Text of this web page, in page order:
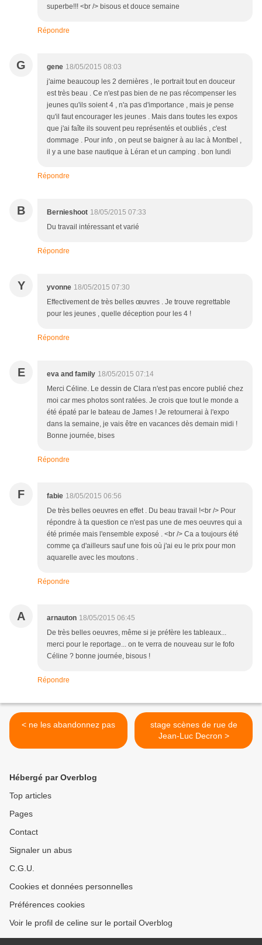
superbe!!! <br /> bisous et douce semaine
Répondre
G gene 18/05/2015 08:03
j'aime beaucoup les 2 dernières , le portrait tout en douceur
est très beau . Ce n'est pas bien de ne pas récompenser les
jeunes qu'ils soient 4 , n'a pas d'importance , mais je pense
qu'il faut encourager les jeunes . Mais dans toutes les expos
que j'ai faîte ils souvent peu représentés et oubliés , c'est
dommage . Pour info , on peut se baigner à au lac à Montbel ,
il y a une base nautique à Léran et un camping . bon lundi
Répondre
B Bernieshoot 18/05/2015 07:33
Du travail intéressant et varié
Répondre
Y yvonne 18/05/2015 07:30
Effectivement de très belles œuvres . Je trouve regrettable
pour les jeunes , quelle déception pour les 4 !
Répondre
E eva and family 18/05/2015 07:14
Merci Céline. Le dessin de Clara n'est pas encore publié chez
moi car mes photos sont ratées. Je crois que tout le monde a
été épaté par le bateau de James ! Je retournerai à l'expo
dans la semaine, je vais être en vacances dès demain midi !
Bonne journée, bises
Répondre
F fabie 18/05/2015 06:56
De très belles oeuvres en effet . Du beau travail !<br /> Pour
répondre à ta question ce n'est pas une de mes oeuvres qui a
été primée mais l'ensemble exposé . <br /> Ca a toujours été
comme ça d'ailleurs sauf une fois où j'ai eu le prix pour mon
aquarelle avec les moutons .
Répondre
A arnauton 18/05/2015 06:45
De très belles oeuvres, même si je préfère les tableaux...
merci pour le reportage... on te verra de nouveau sur le fofo
Céline ? bonne journée, bisous !
Répondre
< ne les abandonnez pas
stage scènes de rue de
Jean-Luc Decron >
Hébergé par Overblog
Top articles
Pages
Contact
Signaler un abus
C.G.U.
Cookies et données personnelles
Préférences cookies
Voir le profil de celine sur le portail Overblog